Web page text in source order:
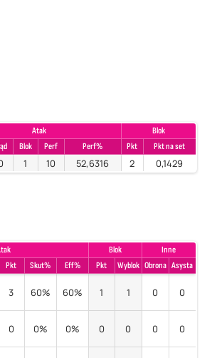
Atak
Blok
Blok Perf Perf% Pkt Pkt na set
1 10 52,6316 2 0,1429
Blok
Inne
Pkt Skut% Eff% Pkt Wyblok Obrona Asysta
3 60% 60% 1 1 0 0
0 0% 0% 0 0 0 0